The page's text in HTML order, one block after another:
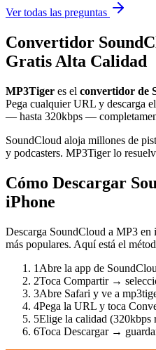
Ver todas las preguntas
Convertidor
Gratis Alta Calidad
MP3Tiger es el convertidor de
Pega cualquier URL y descarga
— hasta 320kbps —
SoundCloud aloja millones de
y podcasters. MP3Tiger lo
Cómo Descargar
iPhone
Descarga SoundCloud a MP3 en
más populares. Aquí está el
1 Abre la app de
2Toca Compartir →
3Abre Safari y ve a
4Pega la URL y toca
5Elige la calidad (320kbps
6Toca Descargar →